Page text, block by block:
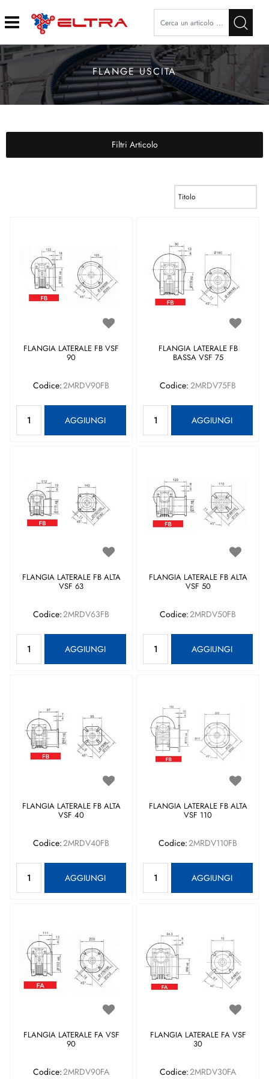
Open
FLANGE USCITA
Filtri Articolo
FLANGIA LATERALE FB VSF
90
Codice:2MRDV90FB
AGGIUNGI
FLANGIA LATERALE FB
BASSA VSF 75
Codice: 2MRDV75FB
AGGIUNGI
FLANGIA LATERALE FB ALTA
VSF 63
Codice:2MRDV63FB
AGGIUNGI
FLANGIA LATERALE FB ALTA
VSF 50
Codice:2MRDV50FB
AGGIUNGI
FLANGIA LATERALE FB ALTA
VSF 40
Codice:2MRDV40FB
AGGIUNGI
FLANGIA LATERALE FB ALTA
VSF 110
Codice:2MRDV110FB
AGGIUNGI
FLANGIA LATERALE FA VSF
90
Codice:2MRDV90FA
FLANGIA LATERALE FA VSF
30
Codice:2MRDV30FA